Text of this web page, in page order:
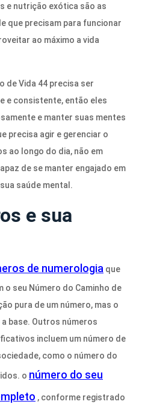
e nutrição exótica são as
que precisam para funcionar
ao máximo a vida
de Vida 44 precisa ser
e consistente, então eles
e manter suas mentes
precisa agir e gerenciar o
ao longo do dia, não em
de se manter engajado em
saúde mental.
e sua
de numerologia que
seu Número do Caminho de
pura de um número, mas o
a base. Outros números
incluem um número de
como o número do
o número do seu
, conforme registrado